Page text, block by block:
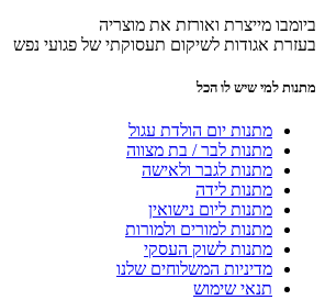
ביומבו מייצרת ואורזת את מוצריה
בעזרת אגודות לשיקום תעסוקתי של פגועי נפש
מתנות למי שיש לו הכל
מתנות יום הולדת עגול
מתנות לבר / בת מצווה
מתנות לגבר ולאישה
מתנות לידה
מתנות ליום נישואין
מתנות למורים ולמורות
מתנות לשוק העסקי
מדיניות המשלוחים שלנו
תנאי שימוש